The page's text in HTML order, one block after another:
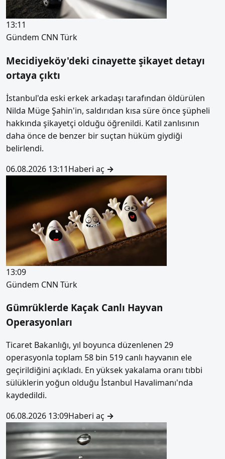
13:11
Gündem CNN Türk
Mecidiyeköy'deki cinayette şikayet detayı
ortaya çıktı
İstanbul'da eski erkek arkadaşı tarafından öldürülen
Nilda Müge Şahin'in, saldırıdan kısa süre önce şüpheli
hakkında şikayetçi olduğu öğrenildi. Katil zanlısının
daha önce de benzer bir suçtan hüküm giydiği
belirlendi.
06.08.2026 13:11Haberi aç →
13:09
Gündem CNN Türk
Gümrüklerde Kaçak Canlı Hayvan
Operasyonları
Ticaret Bakanlığı, yıl boyunca düzenlenen 29
operasyonla toplam 58 bin 519 canlı hayvanın ele
geçirildiğini açıkladı. En yüksek yakalama oranı tıbbi
sülüklerin yoğun olduğu İstanbul Havalimanı'nda
kaydedildi.
06.08.2026 13:09Haberi aç →